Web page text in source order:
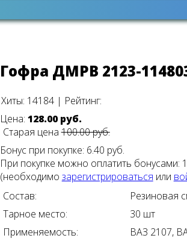
Гофра ДМРВ 2123-
Хиты: 14184 | Рейтинг:
Цена: 128.00 руб.
Старая цена100.00 руб.
Бонус при покупке: 6.40 руб.
При покупке можно оплатить бонусами:
(необходимо зарегистрироваться или
Состав:
Резиновая
Тарное место:
30 шт
Применяемость:
ВАЗ 2107,